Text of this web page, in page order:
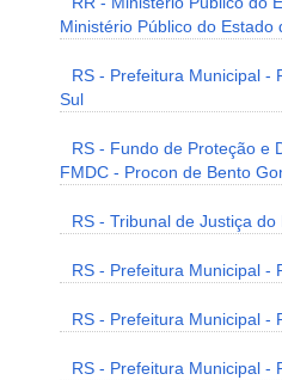
Ministério Público do Estado
RS - Prefeitura Municipal -
Sul
RS - Fundo de Proteção e
FMDC - Procon de Bento
RS - Tribunal de Justiça
RS - Prefeitura Municipal -
RS - Prefeitura Municipal -
RS - Prefeitura Municipal -